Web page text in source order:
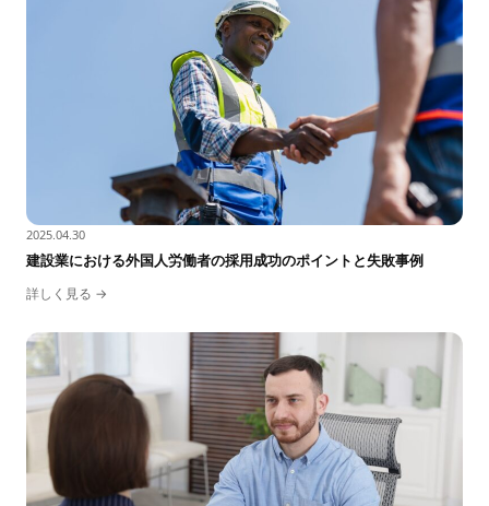
2025.04.30
建設業における外国人労働者の採用成功のポイントと失敗事例
詳しく見る →